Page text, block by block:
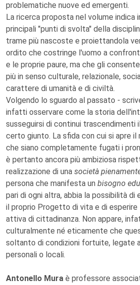
problematiche nuove ed emergenti.
La ricerca proposta nel volume indica
principali "punti di svolta" della
trame più nascoste e proiettandola
ordito che costringe l'uomo a
e le proprie paure, ma che gli
più in senso culturale, relazionale,
carattere di umanità e di civiltà.
Volgendo lo sguardo al passato -
infatti osservare come la storia
susseguirsi di continui trascendimenti
certo giunto. La sfida con cui si apre il
che siano completamente fugati i
è pertanto ancora più ambiziosa
realizzazione di una società
persona che manifesta un bisogno
pari di ogni altra, abbia la possibilità di
il proprio Progetto di vita e di esperire
attiva di cittadinanza. Non appare,
culturalmente né eticamente che
soltanto di condizioni fortuite, legate
personali o locali.
Antonello Mura è professore